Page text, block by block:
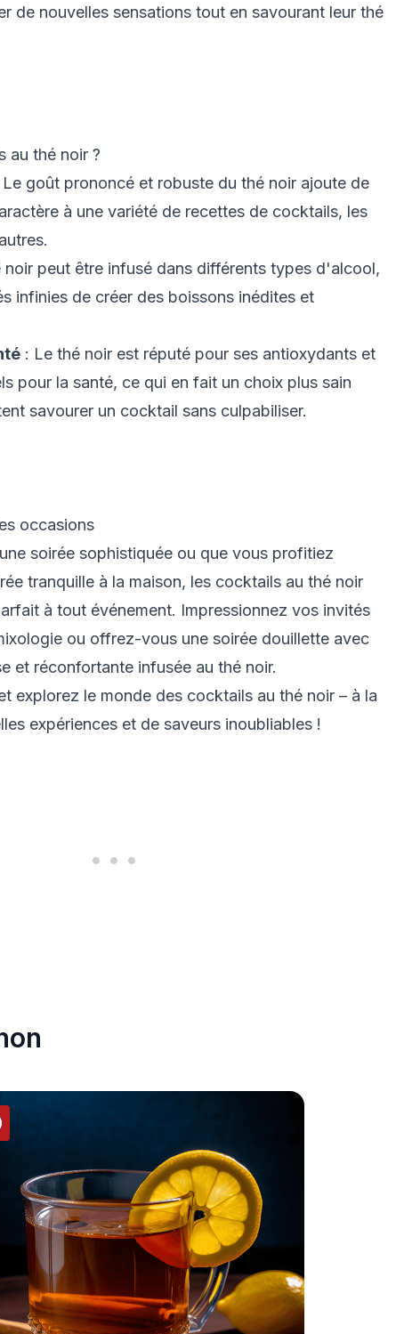
de nouvelles sensations tout en savourant leur thé
au thé noir ?
Le goût prononcé et robuste du thé noir ajoute de
à une variété de recettes de cocktails, les
noir peut être infusé dans différents types d'alcool,
infinies de créer des boissons inédites et
: Le thé noir est réputé pour ses antioxydants et
pour la santé, ce qui en fait un choix plus sain
savourer un cocktail sans culpabiliser.
occasions
soirée sophistiquée ou que vous profitiez
tranquille à la maison, les cocktails au thé noir
à tout événement. Impressionnez vos invités
ou offrez-vous une soirée douillette avec
et réconfortante infusée au thé noir.
explorez le monde des cocktails au thé noir – à la
expériences et de saveurs inoubliables !